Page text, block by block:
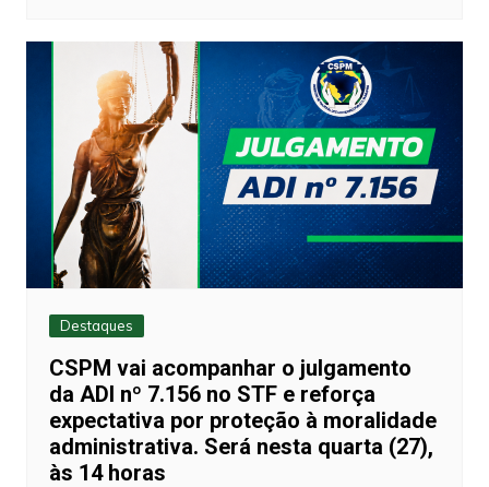
Destaques
CSPM vai acompanhar o julgamento
da ADI nº 7.156 no STF e reforça
expectativa por proteção à moralidade
administrativa. Será nesta quarta (27),
às 14 horas